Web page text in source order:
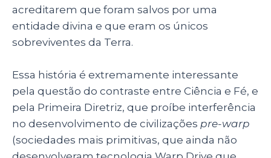
acreditarem que foram salvos por uma
entidade divina e que eram os únicos
sobreviventes da Terra.
Essa história é extremamente interessante
pela questão do contraste entre Ciência e Fé, e
pela Primeira Diretriz, que proíbe interferência
no desenvolvimento de civilizações pre-warp
(sociedades mais primitivas, que ainda não